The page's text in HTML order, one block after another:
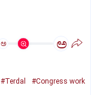
ಅ ಅ
#Terdal
#Congress work